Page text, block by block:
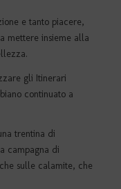
e tanto piacere,
mettere insieme alla
gli Itinerari
continuato a
trentina di
campagna di
sulle calamite, che